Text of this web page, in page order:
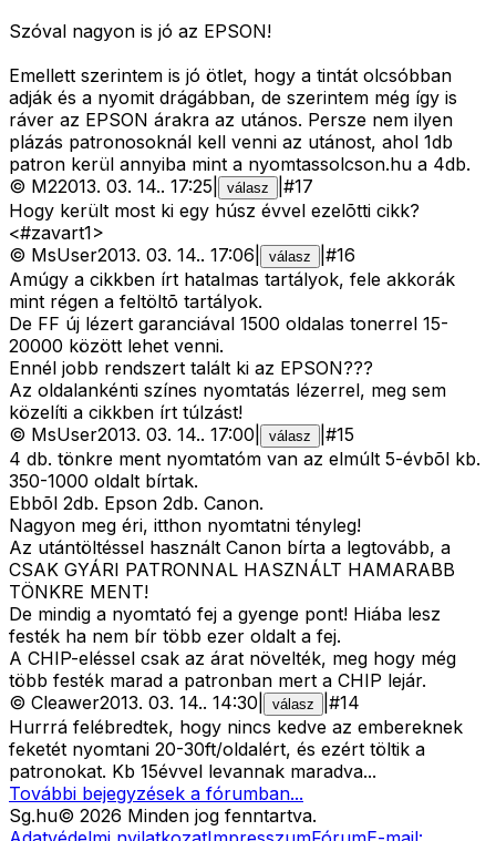
Szóval nagyon is jó az EPSON!
Emellett szerintem is jó ötlet, hogy a tintát olcsóbban
adják és a nyomit drágábban, de szerintem még így is
ráver az EPSON árakra az utános. Persze nem ilyen
plázás patronosoknál kell venni az utánost, ahol 1db
patron kerül annyiba mint a nyomtassolcson.hu a 4db.
© M22013. 03. 14.. 17:25 válasz #17
Hogy került most ki egy húsz évvel ezelõtti cikk?
<#zavart1>
© MsUser2013. 03. 14.. 17:06 válasz #16
Amúgy a cikkben írt hatalmas tartályok, fele akkorák
mint régen a feltöltõ tartályok.
De FF új lézert garanciával 1500 oldalas tonerrel 15-
20000 között lehet venni.
Ennél jobb rendszert talált ki az EPSON???
Az oldalankénti színes nyomtatás lézerrel, meg sem
közelíti a cikkben írt túlzást!
© MsUser2013. 03. 14.. 17:00 válasz #15
4 db. tönkre ment nyomtatóm van az elmúlt 5-évbõl kb.
350-1000 oldalt bírtak.
Ebbõl 2db. Epson 2db. Canon.
Nagyon meg éri, itthon nyomtatni tényleg!
Az utántöltéssel használt Canon bírta a legtovább, a
CSAK GYÁRI PATRONNAL HASZNÁLT HAMARABB
TÖNKRE MENT!
De mindig a nyomtató fej a gyenge pont! Hiába lesz
festék ha nem bír több ezer oldalt a fej.
A CHIP-eléssel csak az árat növelték, meg hogy még
több festék marad a patronban mert a CHIP lejár.
© Cleawer2013. 03. 14.. 14:30 válasz #14
Hurrrá felébredtek, hogy nincs kedve az embereknek
feketét nyomtani 20-30ft/oldalért, és ezért töltik a
patronokat. Kb 15évvel levannak maradva...
További bejegyzések a fórumban...
Sg.hu© 2026 Minden jog fenntartva.